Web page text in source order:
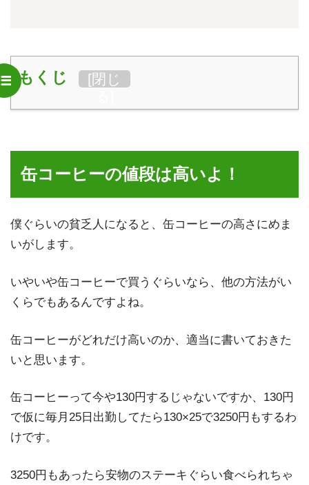
もくじ [閉じ
缶コーヒーの値段は高いよ！
僕ぐらいの貧乏人になると、缶コーヒーの高さにめま
いがします。
いやいや缶コーヒーで買うぐらいなら、他の方法がい
くらでもあるんですよね。
缶コーヒーがどれだけ高いのか、適当に書いておきた
いと思います。
缶コーヒーって今や130円するじゃないですか、130円
で仮に毎月25日出勤してたら130×25で3250円もするわ
けです。
3250円もあったら安物のステーキぐらい食べられちゃ